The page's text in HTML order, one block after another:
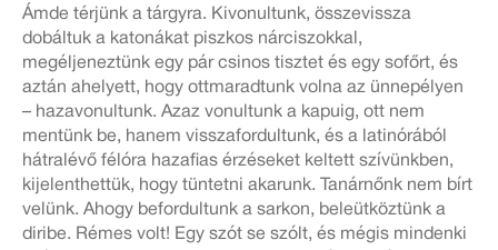
Ámde térjünk a tárgyra. Kivonultunk, összevissza
dobáltuk a katonákat piszkos nárciszokkal,
megéljeneztünk egy pár csinos tisztet és egy sofőrt, és
aztán ahelyett, hogy ottmaradtunk volna az ünnepélyen
– hazavonultunk. Azaz vonultunk a kapuig, ott nem
mentünk be, hanem visszafordultunk, és a latinórából
hátralévő félóra hazafias érzéseket keltett szívünkben,
kijelenthettük, hogy tüntetni akarunk. Tanárnőnk nem bírt
velünk. Ahogy befordultunk a sarkon, beleütköztünk a
diribe. Rémes volt! Egy szót se szólt, és mégis mindenki